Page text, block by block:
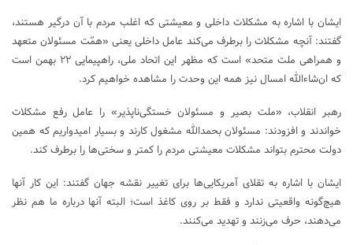
ایشان با اشاره به مشکلات داخلی و معیشتی که اغلب مردم با آن درگیر هستند،
گفتند: آنچه مشکلات را برطرف می‌کند عامل داخلی یعنی «همّت مسئولان متعهد
و همراهی ملت متحد» است که مظهر این اتحاد ملی، راهپیمایی ۲۲ بهمن است
که ان‌شاءالله امسال نیز همه این وحدت را مشاهده خواهیم کرد.
رهبر انقلاب، «ملت بصیر و مسئولان خستگی‌ناپذیر» را عامل رفع مشکلات
خواندند و افزودند: مسئولان بحمدالله مشغول کارند و بسیار امیدواریم که همین
دولت محترم بتواند مشکلات معیشتی مردم را کمتر و سختی‌ها را برطرف کند.
ایشان با اشاره به تقلای آمریکایی‌ها برای تغییر نقشه جهان گفتند: این کار آنها
هیچ‌گونه واقعیتی ندارد و فقط بر روی کاغذ است؛ البته آنها درباره ما هم نظر
می‌دهند، حرف می‌زنند و تهدید می‌کنند.